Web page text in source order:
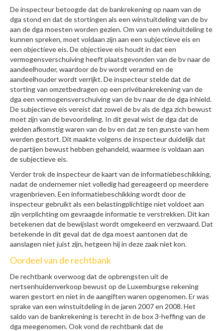
De inspecteur betoogde dat de bankrekening op naam van de
dga stond en dat de stortingen als een winstuitdeling van de bv
aan de dga moesten worden gezien. Om van een winduitdeling te
kunnen spreken, moet voldaan zijn aan een subjectieve eis en
een objectieve eis. De objectieve eis houdt in dat een
vermogensverschuiving heeft plaatsgevonden van de bv naar de
aandeelhouder, waardoor de bv wordt verarmd en de
aandeelhouder wordt verrijkt. De inspecteur stelde dat de
storting van omzetbedragen op een privébankrekening van de
dga een vermogensverschuiving van de bv naar de de dga inhield.
De subjectieve eis vereist dat zowel de bv als de dga zich bewust
moet zijn van de bevoordeling. In dit geval wist de dga dat de
gelden afkomstig waren van de bv en dat ze ten gunste van hem
werden gestort. Dit maakte volgens de inspecteur duidelijk dat
de partijen bewust hebben gehandeld, waarmee is voldaan aan
de subjectieve eis.
Verder trok de inspecteur de kaart van de informatiebeschikking,
nadat de ondernemer niet volledig had gereageerd op meerdere
vragenbrieven. Een informatiebeschikking wordt door de
inspecteur gebruikt als een belastingplichtige niet voldoet aan
zijn verplichting om gevraagde informatie te verstrekken. Dit kan
betekenen dat de bewijslast wordt omgekeerd en verzwaard. Dat
betekende in dit geval dat de dga moest aantonen dat de
aanslagen niet juist zijn, hetgeen hij in deze zaak niet kon.
Oordeel van de rechtbank
De rechtbank overwoog dat de opbrengsten uit de
nertsenhuidenverkoop bewust op de Luxemburgse rekening
waren gestort en niet in de aangiften waren opgenomen. Er was
sprake van een winstuitdeling in de jaren 2007 en 2008. Het
saldo van de bankrekening is terecht in de box 3-heffing van de
dga meegenomen. Ook vond de rechtbank dat de